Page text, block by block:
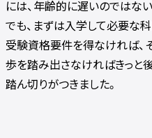
には、年齢的に遅いのではな
でも、まずは入学して必要な
受験資格要件を得なければ、
歩を踏み出さなければきっと
踏ん切りがつきました。